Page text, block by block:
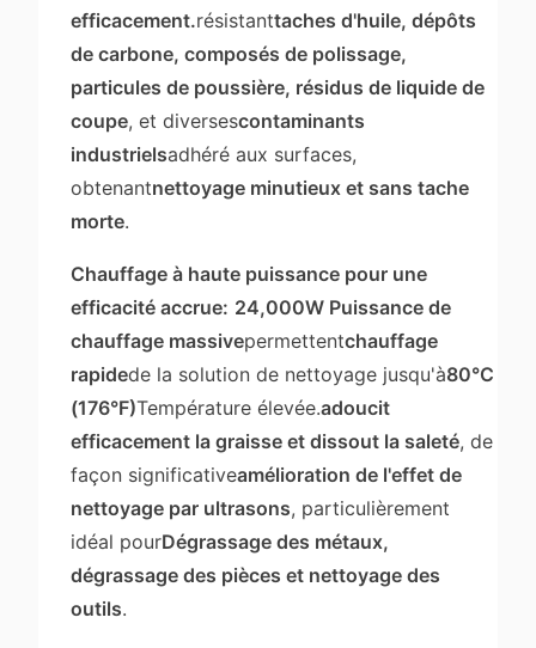
efficacement.résistanttaches d'huile, dépôts
de carbone, composés de polissage,
particules de poussière, résidus de liquide de
coupe, et diversescontaminants
industrielsadhéré aux surfaces,
obtenantnettoyage minutieux et sans tache
morte.
Chauffage à haute puissance pour une
efficacité accrue: 24,000W Puissance de
chauffage massivepermettentchauffage
rapidede la solution de nettoyage jusqu'à80°C
(176°F)Température élevée.adoucit
efficacement la graisse et dissout la saleté, de
façon significativeamélioration de l'effet de
nettoyage par ultrasons, particulièrement
idéal pourDégrassage des métaux,
dégrassage des pièces et nettoyage des
outils.